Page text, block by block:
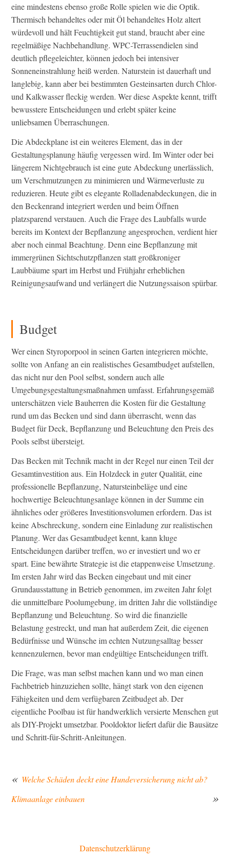
eine mindestens ebenso große Rolle spielen wie die Optik.
Thermisch behandeltes oder mit Öl behandeltes Holz altert
würdevoll und hält Feuchtigkeit gut stand, braucht aber eine
regelmäßige Nachbehandlung. WPC-Terrassendielen sind
deutlich pflegeleichter, können jedoch bei intensiver
Sonneneinstrahlung heiß werden. Naturstein ist dauerhaft und
langlebig, kann aber bei bestimmten Gesteinsarten durch Chlor-
und Kalkwasser fleckig werden. Wer diese Aspekte kennt, trifft
bewusstere Entscheidungen und erlebt später keine
unliebsamen Überraschungen.
Die Abdeckplane ist ein weiteres Element, das in der
Gestaltungsplanung häufig vergessen wird. Im Winter oder bei
längerem Nichtgebrauch ist eine gute Abdeckung unerlässlich,
um Verschmutzungen zu minimieren und Wärmeverluste zu
reduzieren. Heute gibt es elegante Rolladenabdeckungen, die in
den Beckenrand integriert werden und beim Öffnen
platzsparend verstauen. Auch die Frage des Laubfalls wurde
bereits im Kontext der Bepflanzung angesprochen, verdient hier
aber noch einmal Beachtung. Denn eine Bepflanzung mit
immergrünen Sichtschutzpflanzen statt großkroniger
Laubbäume spart im Herbst und Frühjahr erheblichen
Reinigungsaufwand und verlängert die Nutzungssaison spürbar.
Budget
Wer einen Styroporpool in seinen Garten integrieren möchte,
sollte von Anfang an ein realistisches Gesamtbudget aufstellen,
das nicht nur den Pool selbst, sondern auch alle
Umgebungsgestaltungsmaßnahmen umfasst. Erfahrungsgemäß
unterschätzen viele Bauherren die Kosten für die Gestaltung
rund um das Becken und sind dann überrascht, wenn das
Budget für Deck, Bepflanzung und Beleuchtung den Preis des
Pools selbst übersteigt.
Das Becken mit Technik macht in der Regel nur einen Teil der
Gesamtinvestition aus. Ein Holzdeck in guter Qualität, eine
professionelle Bepflanzung, Natursteinbeläge und eine
hochwertige Beleuchtungsanlage können in der Summe ein
ähnliches oder größeres Investitionsvolumen erfordern. Das ist
keine Abschreckung, sondern eine Einladung zur realistischen
Planung. Wer das Gesamtbudget kennt, kann kluge
Entscheidungen darüber treffen, wo er investiert und wo er
spart. Eine bewährte Strategie ist die etappenweise Umsetzung.
Im ersten Jahr wird das Becken eingebaut und mit einer
Grundausstattung in Betrieb genommen, im zweiten Jahr folgt
die unmittelbare Poolumgebung, im dritten Jahr die vollständige
Bepflanzung und Beleuchtung. So wird die finanzielle
Belastung gestreckt, und man hat außerdem Zeit, die eigenen
Bedürfnisse und Wünsche im echten Nutzungsalltag besser
kennenzulernen, bevor man endgültige Entscheidungen trifft.
Die Frage, was man selbst machen kann und wo man einen
Fachbetrieb hinzuziehen sollte, hängt stark von den eigenen
Fähigkeiten und dem verfügbaren Zeitbudget ab. Der
eigentliche Poolbau ist für handwerklich versierte Menschen gut
als DIY-Projekt umsetzbar. Pooldoktor liefert dafür die Bausätze
und Schritt-für-Schritt-Anleitungen.
Welche Schäden deckt eine Hundeversicherung nicht ab?
Klimaanlage einbauen
Datenschutzerklärung